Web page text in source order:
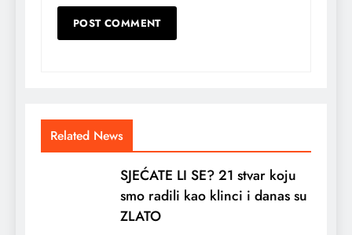
Related News
SJEĆATE LI SE? 21 stvar koju
smo radili kao klinci i danas su
ZLATO